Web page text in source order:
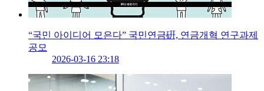
“국민 아이디어 모은다” 국민연금硏, 연금개혁 연구과제
공모
2026-03-16 23:18